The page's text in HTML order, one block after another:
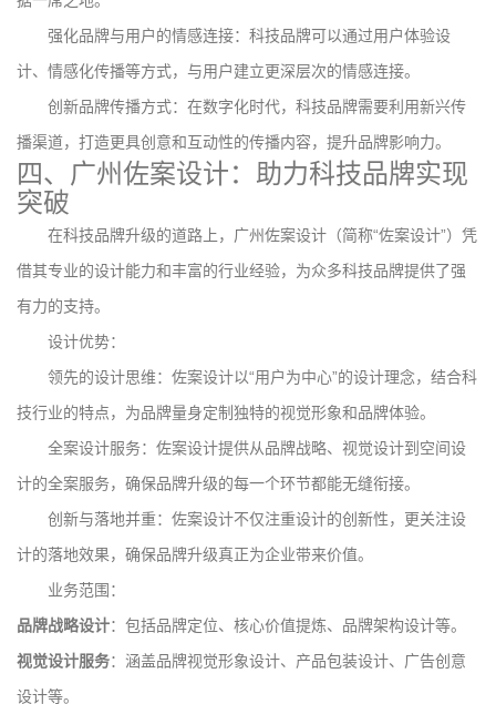
强化品牌与用户的情感连接：科技品牌可以通过用户体验设
计、情感化传播等方式，与用户建立更深层次的情感连接。
创新品牌传播方式：在数字化时代，科技品牌需要利用新兴传
播渠道，打造更具创意和互动性的传播内容，提升品牌影响力。
四、广州佐案设计：助力科技品牌实现
突破
在科技品牌升级的道路上，广州佐案设计（简称“佐案设计”）凭
借其专业的设计能力和丰富的行业经验，为众多科技品牌提供了强
有力的支持。
设计优势：
领先的设计思维：佐案设计以“用户为中心”的设计理念，结合科
技行业的特点，为品牌量身定制独特的视觉形象和品牌体验。
全案设计服务：佐案设计提供从品牌战略、视觉设计到空间设
计的全案服务，确保品牌升级的每一个环节都能无缝衔接。
创新与落地并重：佐案设计不仅注重设计的创新性，更关注设
计的落地效果，确保品牌升级真正为企业带来价值。
业务范围：
品牌战略设计：包括品牌定位、核心价值提炼、品牌架构设计等。
视觉设计服务：涵盖品牌视觉形象设计、产品包装设计、广告创意
设计等。